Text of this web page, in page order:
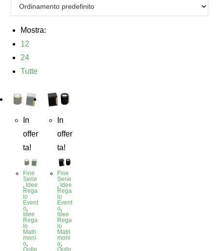
Mostra:
12
24
Tutte
In
offer
ta!
Fine
Serie
Idee
Rega
lo
Event
o
Idee
Rega
lo
Matri
moni
o
Outle
In
offer
ta!
Fine
Serie
Idee
Rega
lo
Event
o,
Idee
Rega
lo
Matri
moni
o,
Outle